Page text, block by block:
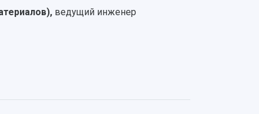
ведущий инженер